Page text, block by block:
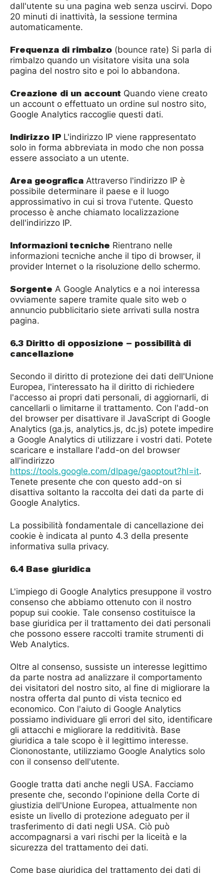
dall'utente su una pagina web senza uscirvi. Dopo
20 minuti di inattività, la sessione termina
automaticamente.
Frequenza di rimbalzo (bounce rate) Si parla di
rimbalzo quando un visitatore visita una sola
pagina del nostro sito e poi lo abbandona.
Creazione di un account Quando viene creato
un account o effettuato un ordine sul nostro sito,
Google Analytics raccoglie questi dati.
Indirizzo IP L'indirizzo IP viene rappresentato
solo in forma abbreviata in modo che non possa
essere associato a un utente.
Area geografica Attraverso l'indirizzo IP è
possibile determinare il paese e il luogo
approssimativo in cui si trova l'utente. Questo
processo è anche chiamato localizzazione
dell'indirizzo IP.
Informazioni tecniche Rientrano nelle
informazioni tecniche anche il tipo di browser, il
provider Internet o la risoluzione dello schermo.
Sorgente A Google Analytics e a noi interessa
ovviamente sapere tramite quale sito web o
annuncio pubblicitario siete arrivati sulla nostra
pagina.
6.3 Diritto di opposizione – possibilità di
cancellazione
Secondo il diritto di protezione dei dati dell'Unione
Europea, l'interessato ha il diritto di richiedere
l'accesso ai propri dati personali, di aggiornarli, di
cancellarli o limitarne il trattamento. Con l'add-on
del browser per disattivare il JavaScript di Google
Analytics (ga.js, analytics.js, dc.js) potete impedire
a Google Analytics di utilizzare i vostri dati. Potete
scaricare e installare l'add-on del browser
all'indirizzo
https://tools.google.com/dlpage/gaoptout?hl=it.
Tenete presente che con questo add-on si
disattiva soltanto la raccolta dei dati da parte di
Google Analytics.
La possibilità fondamentale di cancellazione dei
cookie è indicata al punto 4.3 della presente
informativa sulla privacy.
6.4 Base giuridica
L'impiego di Google Analytics presuppone il vostro
consenso che abbiamo ottenuto con il nostro
popup sui cookie. Tale consenso costituisce la
base giuridica per il trattamento dei dati personali
che possono essere raccolti tramite strumenti di
Web Analytics.
Oltre al consenso, sussiste un interesse legittimo
da parte nostra ad analizzare il comportamento
dei visitatori del nostro sito, al fine di migliorare la
nostra offerta dal punto di vista tecnico ed
economico. Con l'aiuto di Google Analytics
possiamo individuare gli errori del sito, identificare
gli attacchi e migliorare la redditività. Base
giuridica a tale scopo è il legittimo interesse.
Ciononostante, utilizziamo Google Analytics solo
con il consenso dell'utente.
Google tratta dati anche negli USA. Facciamo
presente che, secondo l'opinione della Corte di
giustizia dell'Unione Europea, attualmente non
esiste un livello di protezione adeguato per il
trasferimento di dati negli USA. Ciò può
accompagnarsi a vari rischi per la liceità e la
sicurezza del trattamento dei dati.
Come base giuridica del trattamento dei dati di